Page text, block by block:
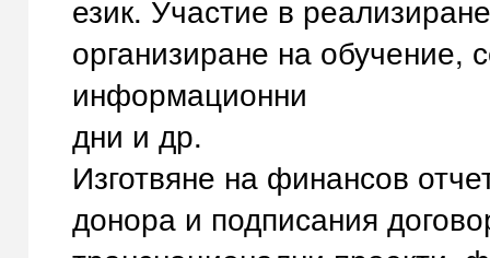
език. Участие в
организиране на обучение,
информационни
дни и др.
Изготвяне на финансов
донора и подписания